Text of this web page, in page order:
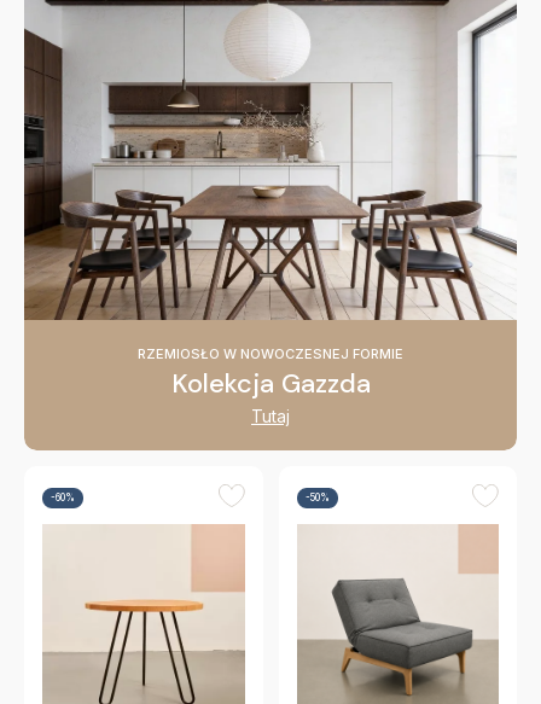
RZEMIOSŁO W NOWOCZESNEJ FORMIE
Kolekcja Gazzda
Tutaj
-60% -50%